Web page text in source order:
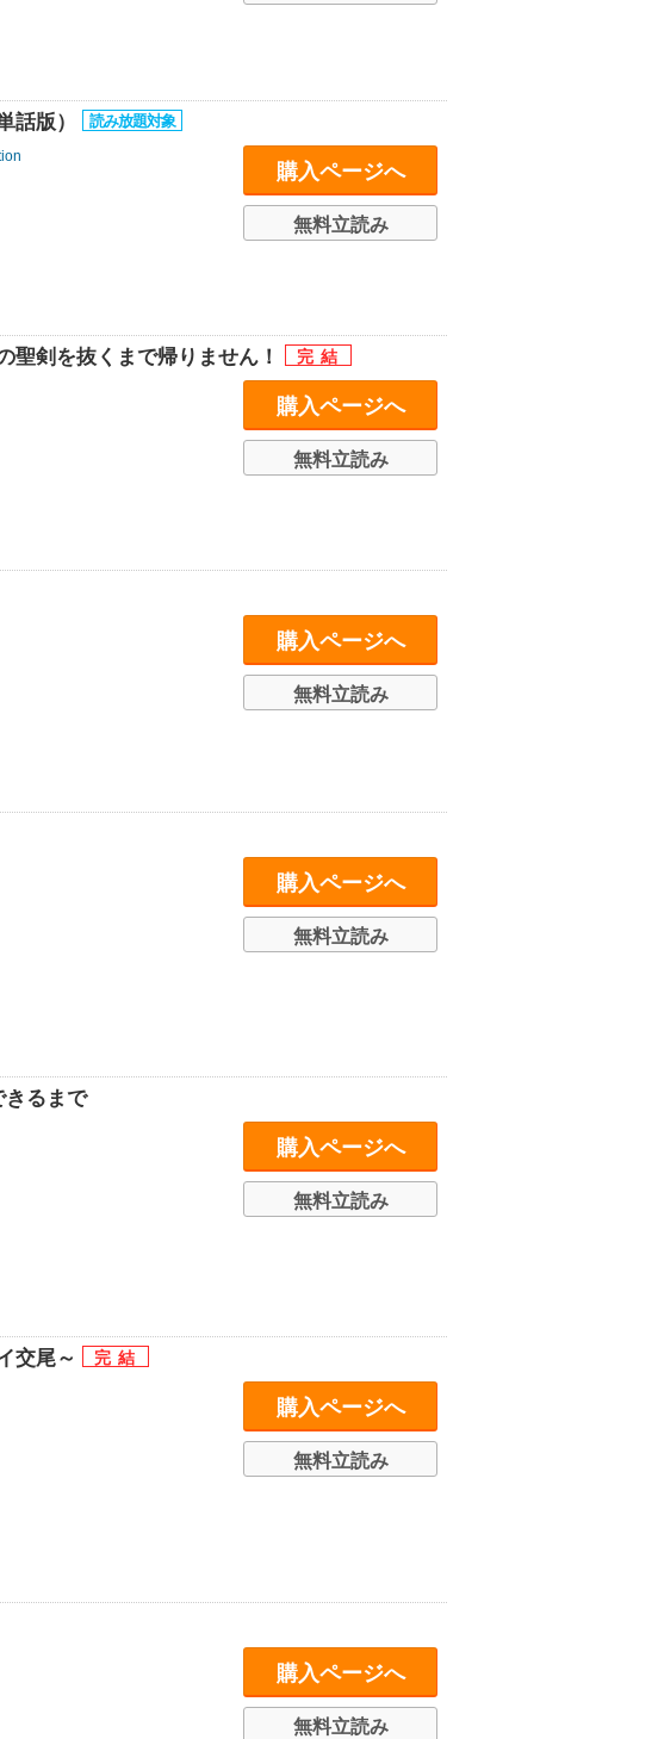
話版）
購入ページへ
無料立読み
聖剣を抜くまで帰りません！
購入ページへ
無料立読み
購入ページへ
無料立読み
購入ページへ
無料立読み
るまで
購入ページへ
無料立読み
交尾～
購入ページへ
無料立読み
購入ページへ
無料立読み